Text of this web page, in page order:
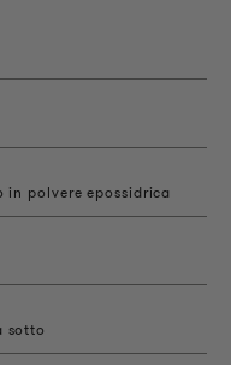
polvere epossidrica
sotto